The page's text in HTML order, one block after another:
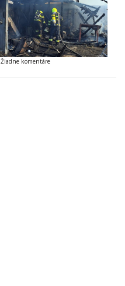
Žiadne komentáre